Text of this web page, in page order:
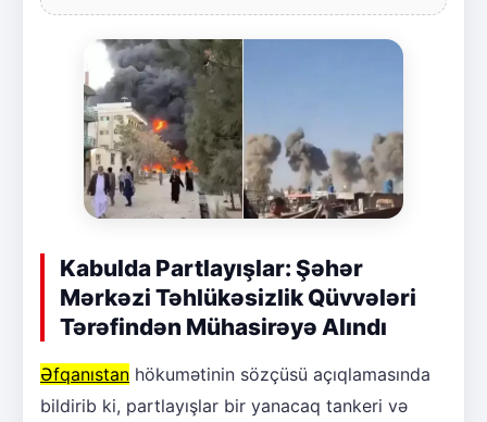
Kabulda Partlayışlar: Şəhər
Mərkəzi Təhlükəsizlik Qüvvələri
Tərəfindən Mühasirəyə Alındı
Əfqanıstan hökumətinin sözçüsü açıqlamasında
bildirib ki, partlayışlar bir yanacaq tankeri və